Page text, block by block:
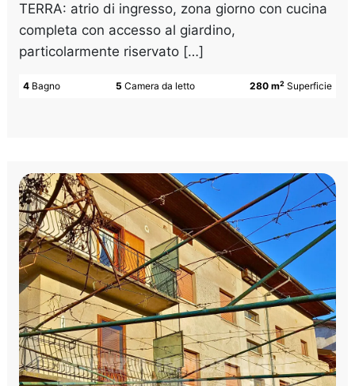
TERRA: atrio di ingresso, zona giorno con cucina
completa con accesso al giardino,
particolarmente riservato […]
280 m2 Superficie
5 Camera da letto
4 Bagno